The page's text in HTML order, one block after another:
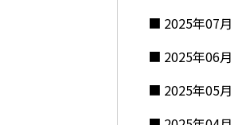
2025年07月
2025年06月
2025年05月